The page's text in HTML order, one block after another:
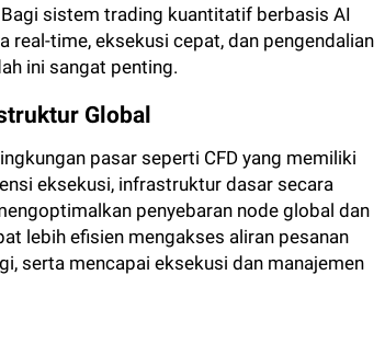
sistem trading kuantitatif berbasis AI
real-time, eksekusi cepat, dan pengendalian
ini sangat penting.
Global
pasar seperti CFD yang memiliki
eksekusi, infrastruktur dasar secara
penyebaran node global dan
lebih efisien mengakses aliran pesanan
serta mencapai eksekusi dan manajemen